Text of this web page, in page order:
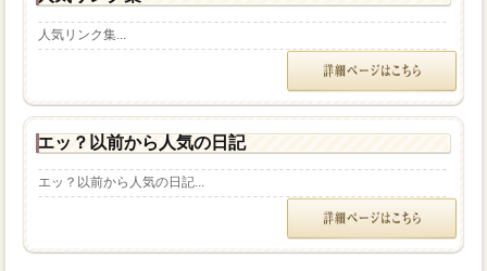
人気リンク集...
エッ？以前から人気の日記
エッ？以前から人気の日記...